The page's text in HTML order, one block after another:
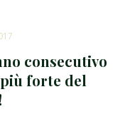
consecutivo
forte del